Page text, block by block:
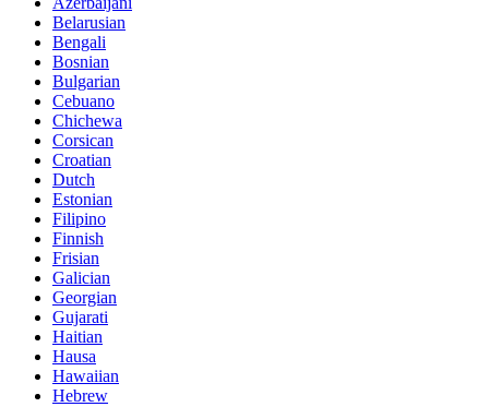
Belarusian
Bengali
Bosnian
Bulgarian
Cebuano
Chichewa
Corsican
Croatian
Dutch
Estonian
Filipino
Finnish
Frisian
Galician
Georgian
Gujarati
Haitian
Hausa
Hawaiian
Hebrew